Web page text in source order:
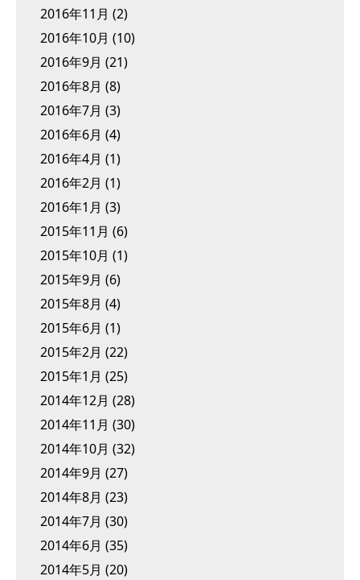
2016年11月 (2)
2016年10月 (10)
2016年9月 (21)
2016年8月 (8)
2016年7月 (3)
2016年6月 (4)
2016年4月 (1)
2016年2月 (1)
2016年1月 (3)
2015年11月 (6)
2015年10月 (1)
2015年9月 (6)
2015年8月 (4)
2015年6月 (1)
2015年2月 (22)
2015年1月 (25)
2014年12月 (28)
2014年11月 (30)
2014年10月 (32)
2014年9月 (27)
2014年8月 (23)
2014年7月 (30)
2014年6月 (35)
2014年5月 (20)